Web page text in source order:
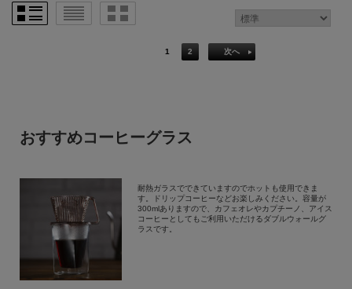
1 2 次へ
おすすめコーヒーグラス
耐熱ガラスでできていますのでホットも使用できま
す。ドリップコーヒーなどお楽しみください。容量が
300mlありますので、カフェオレやカプチーノ、アイス
コーヒーとしてもご利用いただけるダブルウォールグ
ラスです。